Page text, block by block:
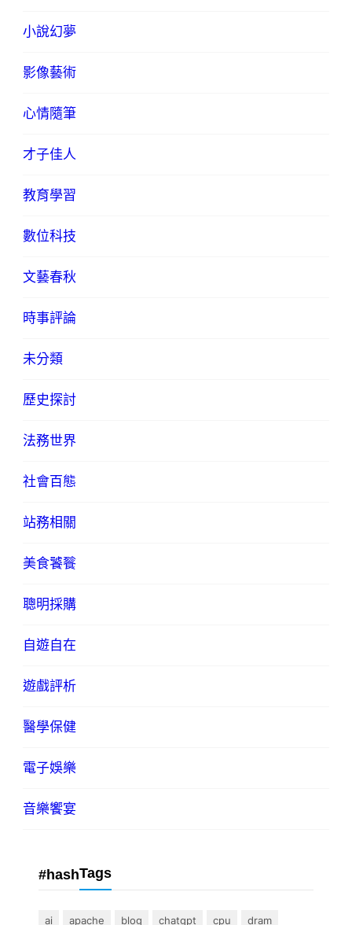
小說幻夢
影像藝術
心情隨筆
才子佳人
教育學習
數位科技
文藝春秋
時事評論
未分類
歷史探討
法務世界
社會百態
站務相關
美食饕餮
聰明採購
自遊自在
遊戲評析
醫學保健
電子娛樂
音樂饗宴
#hashTags
ai apache blog chatgpt cpu
dram